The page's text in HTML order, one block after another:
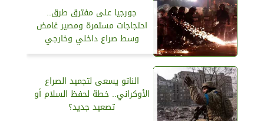
جورجيا على مفترق طرق..
احتجاجات مستمرة ومصير غامض
وسط صراع داخلي وخارجي
الناتو يسعى لتجميد الصراع
الأوكراني.. خطة لحفظ السلام أو
تصعيد جديد؟